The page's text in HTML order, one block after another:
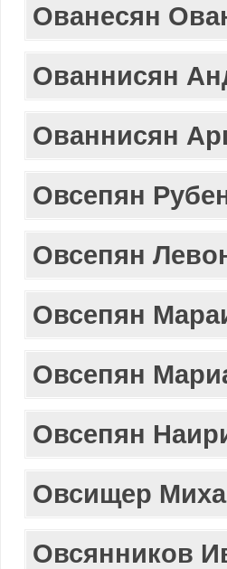
Ованесян
Ованнисян
Ованнисян
Овсепян
Овсепян
Овсепян
Овсепян
Овсепян
Овсищер
Овсянников